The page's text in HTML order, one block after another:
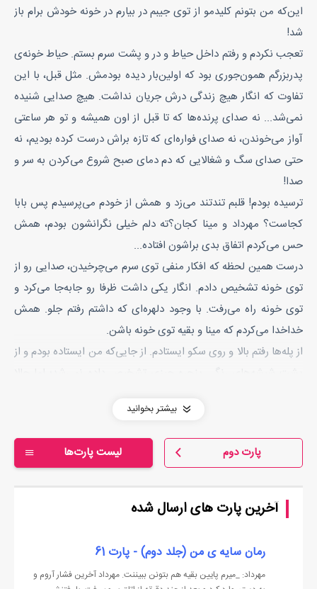
این‌که من بتونم کلیدمو از توی جیبم در بیارم در خونه خودش برام باز
شد!
تعجب نکردم و رفتم داخل حیاط و در و پشت سرم بستم. حیاط خونه‌ی
پدربزرگم همون‌جوری بود که اولین‌بار دیده بودمش. مثل قبل، با این
تفاوت که انگار هیچ زندگی درش جریان نداشت. هیچ صدایی شنیده
نمی‌شد... نه صدای پرنده‌ها که تا قبل از اون همیشه و تو هر ساعتی
آواز می‌خوندن، نه صدای فواره‌ای که تازه براش درست کرده بودیم، نه
حتی صدای سگ و شغالایی که دم دمای صبح شروع می‌کردن به سر و
صدا!
ترسیده بودم! قلبم تندتند می‌زد و همش از خودم می‌پرسیدم پس بابا
کجاست؟ مهرداد و مینا کجان؟ته دلم خیلی نگرانشون بودم، همش
حس می‌کردم اتفاق بدی براشون افتاده...
درست همین لحظه که افکار منفی توی سرم می‌چرخیدن، صدایی رو از
توی خونه تشخیص دادم. انگار یکی داشت ظرفا رو جابه‌جا می‌کرد و
توی خونه راه می‌رفت. با وجود دلهره‌ای که داشتم رفتم جلو. همش
خدا‌خدا می‌کردم که مینا و بقیه توی خونه باشن.
از پله‌ها رفتم بالا و روی سکو ایستادم. از جایی‌که من ایستاده بودم و از
یه دفعه با فکر این‌که مینا توی اتاق باشه ته دلم گرم شد و رفتم جلوتر و
دستگیره‌ی در اتاق و کشیدم پایین؛ اما بلافاصله با ورود من سروصداها
ایستادم توی اتاق. همه‌چی مثل قبلش بود. مثل روزی که از اون‌جا
رفته بودیم. حتی کنترل هم هنوز همون‌جایی بود که دفعه‌ی آخر
گذاشته بودمش.
با دیدن اون صحنه ترسم چندین برابر شد و خواستم فوراً از اتاق برم
بیرون که با بسته شدن در اتاق از جا پریدم.
بیشتر بخوانید
لیست پارت‌ها پارت دوم
آخرین پارت های ارسال شده
رمان سایه ی من (جلد دوم) - پارت 61
مهرداد: _میرم پایین بقیه هم بتونن ببیننت. مهرداد آخرین فشار آروم و